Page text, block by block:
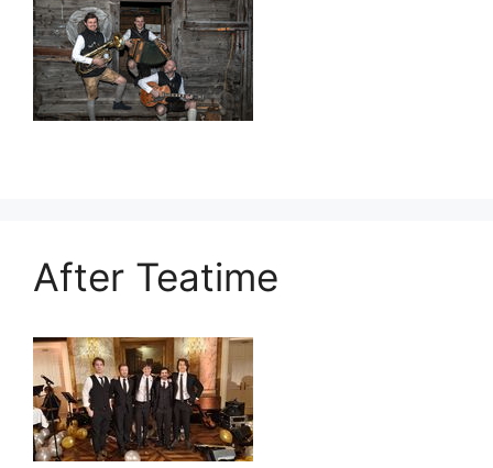
After Teatime